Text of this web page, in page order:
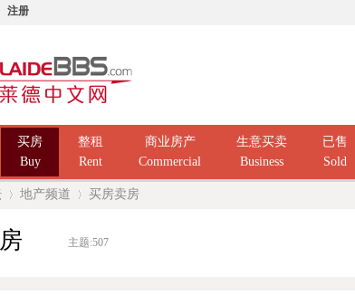
注册
买房
Buy
整租
Rent
商业房产
Commercial
生意买卖
Business
已售
Sold
地产频道 买房卖房
主题:507